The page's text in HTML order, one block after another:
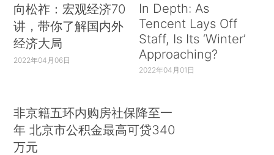
向松祚：宏观经济70
讲，带你了解国内外
经济大局
2022年04月06日
In Depth: As
Tencent Lays Off
Staff, Is Its ‘Winter’
Approaching?
2022年04月01日
非京籍五环内购房社保降至一
年 北京市公积金最高可贷340
万元